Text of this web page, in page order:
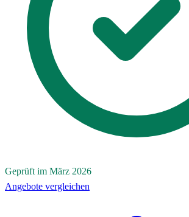
Geprüft im März 2026
Angebote vergleichen